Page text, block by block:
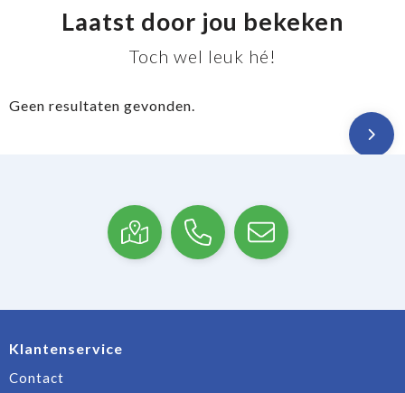
Laatst door jou bekeken
Toch wel leuk hé!
Geen resultaten gevonden.
Klantenservice
Contact